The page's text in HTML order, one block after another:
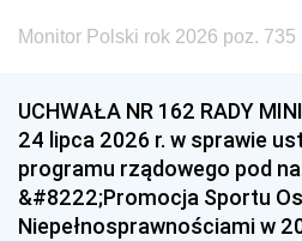
Monitor Polski rok 2026 poz. 735
UCHWAŁA NR 162 RADY
24 lipca 2026 r. w sprawie
programu rządowego pod
&#8222;Promocja Sportu
Niepełnosprawnościami w